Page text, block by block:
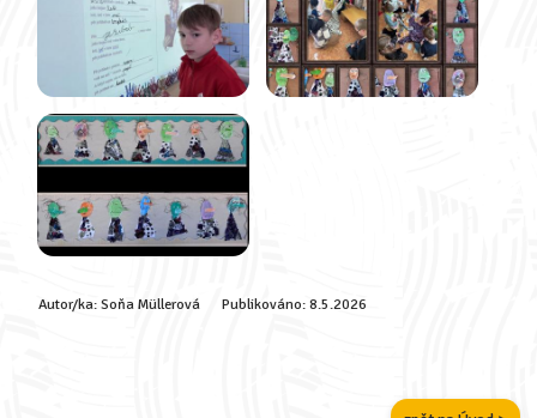
Autor/ka:Soňa Müllerová Publikováno:8.5.2026